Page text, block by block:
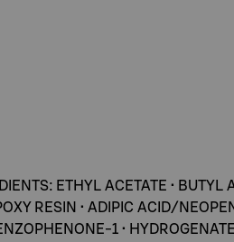
ETHYL ACETATE • BUTYL
RESIN • ADIPIC ACID/
1 •